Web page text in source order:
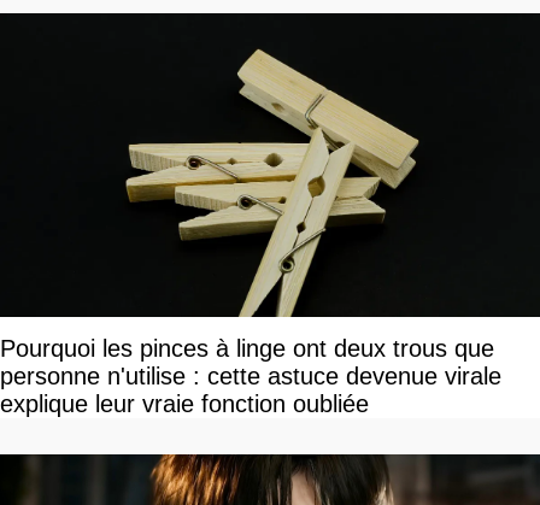
Pourquoi les pinces à linge ont deux trous que
personne n'utilise : cette astuce devenue virale
explique leur vraie fonction oubliée